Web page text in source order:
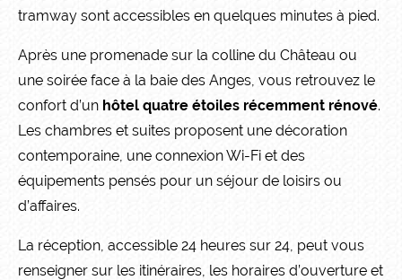
tramway sont accessibles en quelques minutes à pied.
Après une promenade sur la colline du Château ou
une soirée face à la baie des Anges, vous retrouvez le
confort d’un hôtel quatre étoiles récemment rénové.
Les chambres et suites proposent une décoration
contemporaine, une connexion Wi-Fi et des
équipements pensés pour un séjour de loisirs ou
d’affaires.
La réception, accessible 24 heures sur 24, peut vous
renseigner sur les itinéraires, les horaires d’ouverture et